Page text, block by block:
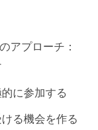
アプローチ：
に参加する
る機会を作る